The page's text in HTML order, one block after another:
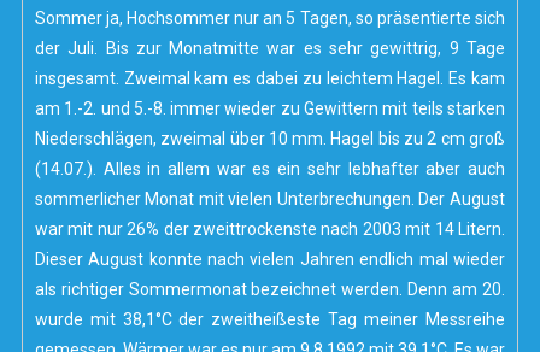
Sommer ja, Hochsommer nur an 5 Tagen, so präsentierte sich
der Juli. Bis zur Monatmitte war es sehr gewittrig, 9 Tage
insgesamt. Zweimal kam es dabei zu leichtem Hagel. Es kam
am 1.-2. und 5.-8. immer wieder zu Gewittern mit teils starken
Niederschlägen, zweimal über 10 mm. Hagel bis zu 2 cm groß
(14.07.). Alles in allem war es ein sehr lebhafter aber auch
sommerlicher Monat mit vielen Unterbrechungen. Der August
war mit nur 26% der zweittrockenste nach 2003 mit 14 Litern.
Dieser August konnte nach vielen Jahren endlich mal wieder
als richtiger Sommermonat bezeichnet werden. Denn am 20.
wurde mit 38,1°C der zweitheißeste Tag meiner Messreihe